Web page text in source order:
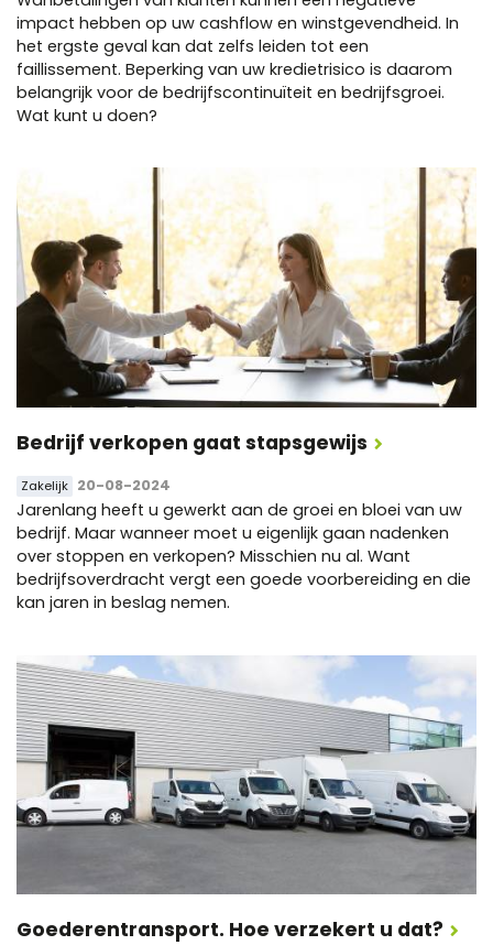
impact hebben op uw cashflow en winstgevendheid. In
het ergste geval kan dat zelfs leiden tot een
faillissement. Beperking van uw kredietrisico is daarom
belangrijk voor de bedrijfscontinuïteit en bedrijfsgroei.
Wat kunt u doen?
Bedrijf verkopen gaat stapsgewijs
Zakelijk 20-08-2024
Jarenlang heeft u gewerkt aan de groei en bloei van uw
bedrijf. Maar wanneer moet u eigenlijk gaan nadenken
over stoppen en verkopen? Misschien nu al. Want
bedrijfsoverdracht vergt een goede voorbereiding en die
kan jaren in beslag nemen.
Goederentransport. Hoe verzekert u dat?